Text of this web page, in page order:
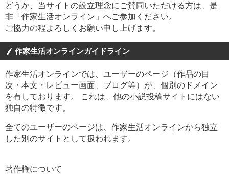
どうか、当サイトの設立理念にご賛同いただける方は、是
非「作家生活オンライン」へご参加ください。
ご協力の程よろしくお願い申し上げます。
作家生活オンラインガイドライン
作家生活オンラインでは、ユーザーのページ（作品の目
次・本文・レビュー画面、ブログ等）が、個別のドメイン
を有しております。 これは、他の小説投稿サイトにはない
独自の特徴です。
全てのユーザーのページは、作家生活オンラインから独立
した別のサイトとして扱われます。
著作権について